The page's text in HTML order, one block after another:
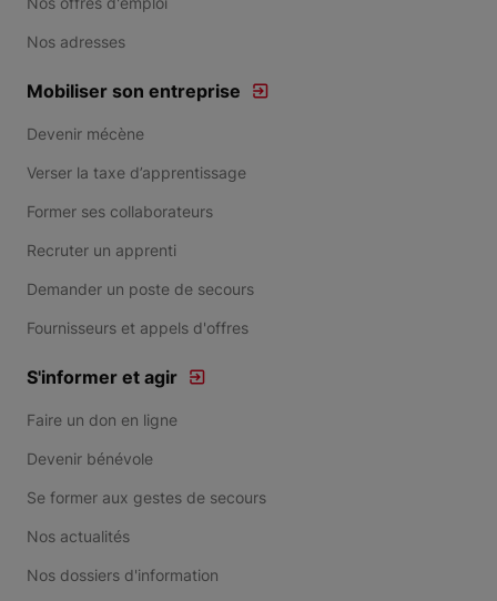
Nos adresses
Mobiliser son entreprise
Devenir mécène
Verser la taxe d’apprentissage
Former ses collaborateurs
Recruter un apprenti
Demander un poste de secours
Fournisseurs et appels d'offres
S'informer et agir
Faire un don en ligne
Devenir bénévole
Se former aux gestes de secours
Nos actualités
Nos dossiers d'information